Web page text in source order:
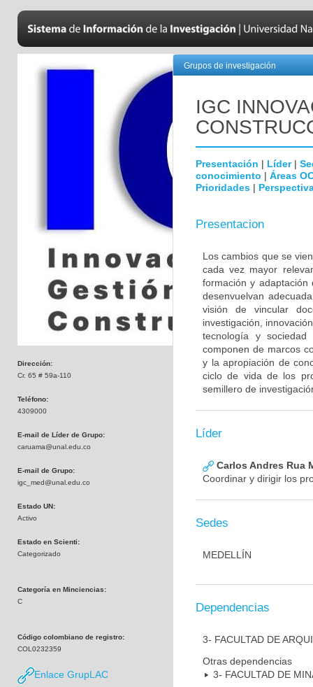
Dirección:
Cr. 65 # 59a-110
Teléfono:
4309000
E-mail de Líder de Grupo:
caruama@unal.edu.co
E-mail de Grupo:
igc_med@unal.edu.co
Estado UN:
Activo
Estado en Scienti:
Categorizado
Categoría en Minciencias:
C
Código colombiano de registro:
COL0232359
Enlace GrupLAC
Grupos de investigación
IGC
Presentación | Líder|
conocimiento | Áreas
Prioridades |
Presentacion
Los cambios que se
cada vez mayor
formación y
desenvuelvan
visión de vincular
investigación,
tecnología y
componen de marcos
y la apropiación de
ciclo de vida de los
semillero de
Líder
Carlos Andres Rua
Coordinar y dirigir los
Sedes
MEDELLÍN
Dependencias
3- FACULTAD DE
Otras dependencias
3- FACULTAD DE